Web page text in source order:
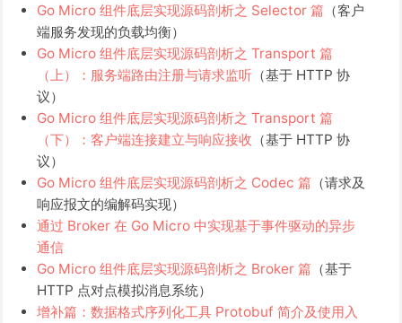
Go Micro 组件底层实现源码剖析之 Selector 篇 （客户
端服务发现的负载均衡）
Go Micro 组件底层实现源码剖析之 Transport 篇
（上）：服务端路由注册与请求监听（基于 HTTP 协
议）
Go Micro 组件底层实现源码剖析之 Transport 篇
（下）：客户端连接建立与响应接收 （基于 HTTP 协
议）
Go Micro 组件底层实现源码剖析之 Codec 篇 （请求及
响应报文的编解码实现）
通过 Broker 在 Go Micro 中实现基于事件驱动的异步
通信
Go Micro 组件底层实现源码剖析之 Broker 篇 （基于
HTTP 点对点模拟消息系统）
增补篇：数据格式序列化工具 Protobuf 简介及使用入